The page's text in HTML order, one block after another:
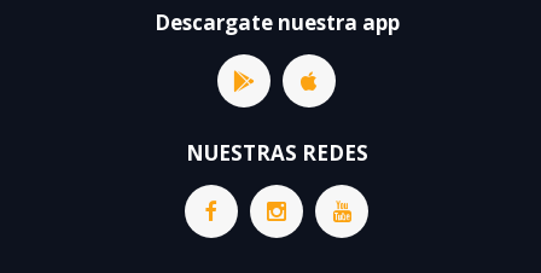
Descargate nuestra app
NUESTRAS REDES